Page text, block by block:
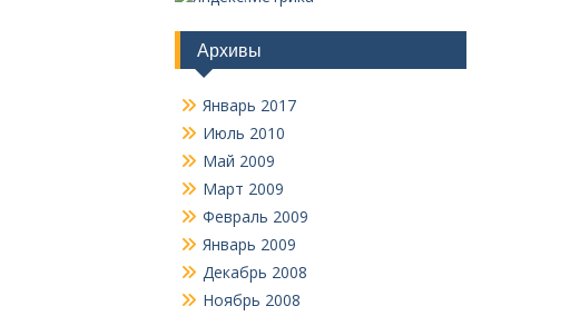
Архивы
Январь 2017
Июль 2010
Май 2009
Март 2009
Февраль 2009
Январь 2009
Декабрь 2008
Ноябрь 2008